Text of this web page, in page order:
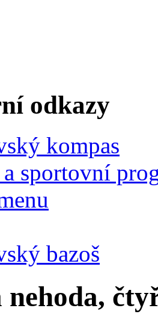
odkazy
kompas
sportovní
bazoš